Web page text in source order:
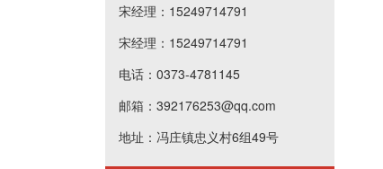
宋经理：15249714791
宋经理：15249714791
电话：0373-4781145
邮箱：392176253@qq.com
地址：冯庄镇忠义村6组49号